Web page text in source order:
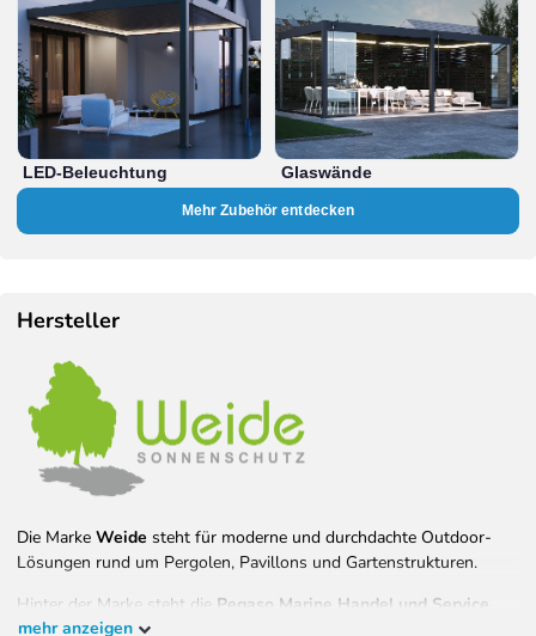
LED-Beleuchtung Glaswände
Mehr Zubehör entdecken
Hersteller
Die Marke Weide steht für moderne und durchdachte Outdoor-
Lösungen rund um Pergolen, Pavillons und Gartenstrukturen.
Hinter der Marke steht die Pegaso Marine Handel und Service
GmbH, ein inhabergeführtes Unternehmen mit Sitz in Langweid am
mehr anzeigen